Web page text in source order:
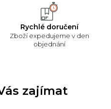
Rychlé doručení
Zboží expedujeme v den
objednání
zajímat